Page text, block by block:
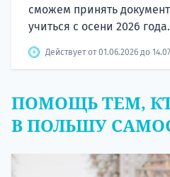
сможем принять
учиться с осени 2026 года.
Действует от 01.06.2026 до
ПОМОЩЬ ТЕМ,
В ПОЛЬШУ